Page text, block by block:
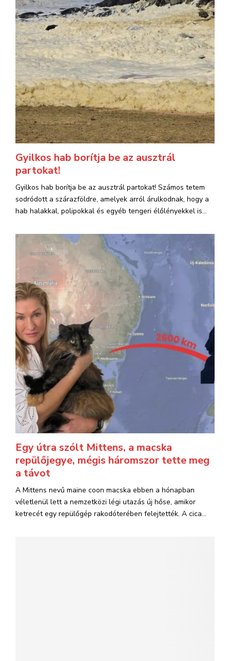
Gyilkos hab borítja be az ausztrál
partokat!
Gyilkos hab borítja be az ausztrál partokat! Számos tetem
sodródott a szárazföldre, amelyek arról árulkodnak, hogy a
hab halakkal, polipokkal és egyéb tengeri élőlényekkel is...
Egy útra szólt Mittens, a macska
repülőjegye, mégis háromszor tette meg
a távot
A Mittens nevű maine coon macska ebben a hónapban
véletlenül lett a nemzetközi légi utazás új hőse, amikor
ketrecét egy repülőgép rakodóterében felejtették. A cica...